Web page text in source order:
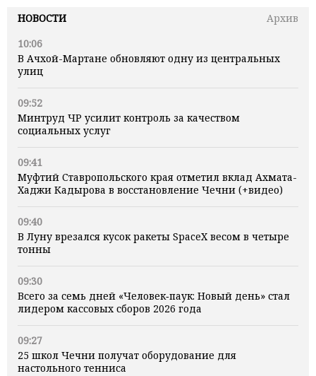
НОВОСТИ
Архив
10:06
В Ачхой-Мартане обновляют одну из центральных
улиц
09:52
Минтруд ЧР усилит контроль за качеством
социальных услуг
09:41
Муфтий Ставропольского края отметил вклад Ахмата-
Хаджи Кадырова в восстановление Чечни (+видео)
09:40
В Луну врезался кусок ракеты SpaceX весом в четыре
тонны
09:30
Всего за семь дней «Человек‑паук: Новый день» стал
лидером кассовых сборов 2026 года
09:27
25 школ Чечни получат оборудование для
настольного тенниса